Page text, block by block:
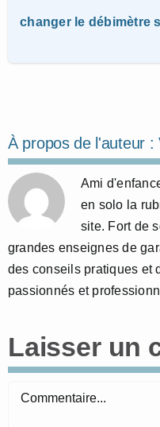
changer le débimètre
À propos de l'auteur :
Ami
en solo la
site. Fort de
grandes enseignes de
des conseils pratiques et
passionnés et
Laisser un
Commentaire